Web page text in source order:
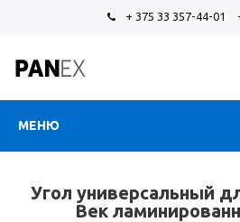
+ 375 33 357-44-01
МЕНЮ
Угол универсальный
Век